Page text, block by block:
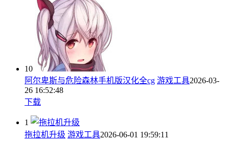
10
阿尔卑斯与危险森林手机版汉化全cg 游戏工具2026-03-
26 16:52:48
下载
1
拖拉机升级 游戏工具2026-06-01 19:59:11